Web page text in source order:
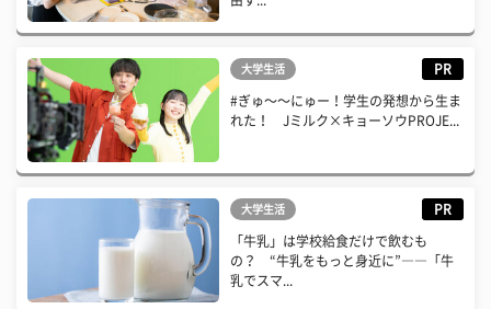
大学生活 PR
#ぎゅ〜〜にゅー！学生の発想から生ま
れた！ Jミルク×キョーソウPROJE...
大学生活 PR
「牛乳」は学校給食だけで飲むも
の？ “牛乳をもっと身近に”――「牛
乳でスマ...